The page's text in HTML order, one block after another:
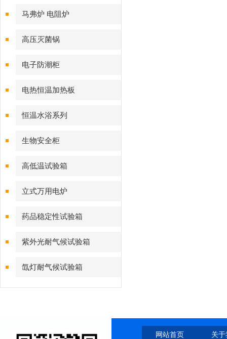
马弗炉 电阻炉
高压灭菌锅
电子防潮柜
电热恒温加热板
恒温水浴系列
生物安全柜
高低温试验箱
立式万用电炉
药品稳定性试验箱
紫外光耐气候试验箱
氙灯耐气候试验箱
网站首页 关